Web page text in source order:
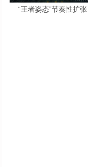
“王者姿态”节奏性扩张